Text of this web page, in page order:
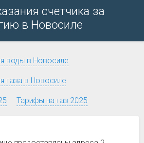
счетчика за
в Новосиле
воды в Новосиле
газа в Новосиле
Тарифы на газ 2025